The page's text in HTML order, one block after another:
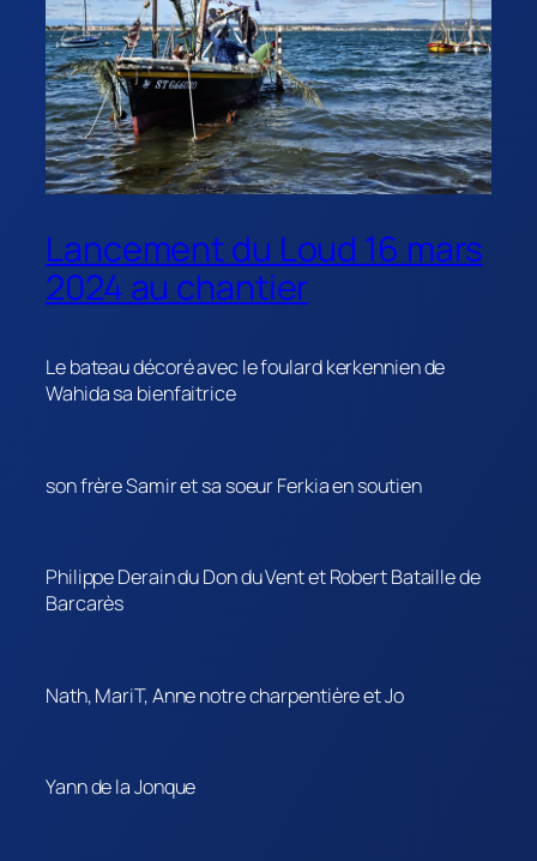
Lancement du Loud 16 mars
2024 au chantier
Le bateau décoré avec le foulard kerkennien de
Wahida sa bienfaitrice
son frère Samir et sa soeur Ferkia en soutien
Philippe Derain du Don du Vent et Robert Bataille de
Barcarès
Nath, MariT, Anne notre charpentière et Jo
Yann de la Jonque